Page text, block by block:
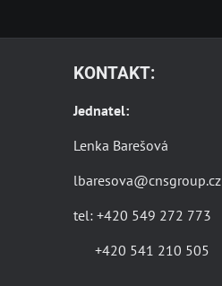
KONTAKT:
Jednatel:
Lenka Barešová
lbaresova@cnsgroup.cz
tel: +420 549 272 773
+420 541 210 505